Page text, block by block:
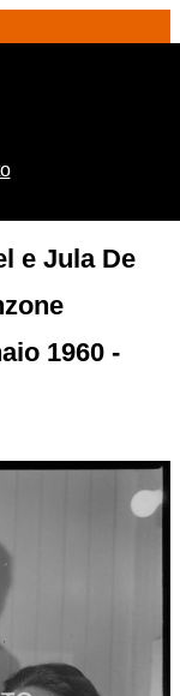
e Jula De
1960 -